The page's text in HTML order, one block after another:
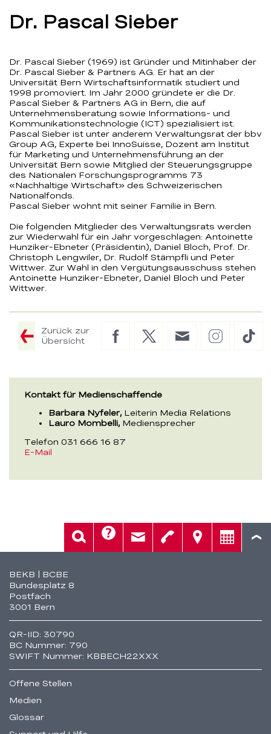
Kontakt für Medienschaffende
Barbara Nyfeler, Leiterin Media Relations
Lauro Mombelli, Mediensprecher
Telefon 031 666 16 87
E-Mail
Dr. Pascal Sieber
Dr. Pascal Sieber (1969) ist Gründer und Mitinhaber der
Dr. Pascal Sieber & Partners AG. Er hat an der
Universität Bern Wirtschaftsinformatik studiert und
1998 promoviert. Im Jahr 2000 gründete er die Dr.
Pascal Sieber & Partners AG in Bern, die auf
Unternehmensberatung sowie Informations- und
Kommunikationstechnologie (ICT) spezialisiert ist.
Pascal Sieber ist unter anderem Verwaltungsrat der bbv
Group AG, Experte bei InnoSuisse, Dozent am Institut
für Marketing und Unternehmensführung an der
Universität Bern sowie Mitglied der Steuerungsgruppe
des Nationalen Forschungsprogramms 73
«Nachhaltige Wirtschaft» des Schweizerischen
Nationalfonds.
Pascal Sieber wohnt mit seiner Familie in Bern.
Die folgenden Mitglieder des Verwaltungsrats werden
zur Wiederwahl für ein Jahr vorgeschlagen: Antoinette
Hunziker-Ebneter (Präsidentin), Daniel Bloch, Prof. Dr.
Christoph Lengwiler, Dr. Rudolf Stämpfli und Peter
Wittwer. Zur Wahl in den Vergütungsausschuss stehen
Antoinette Hunziker-Ebneter, Daniel Bloch und Peter
Wittwer.
Zurück zur
Übersicht
FacebookTwitter
E-
Instagram
Fusszeile
BEKB | BCBE
Bundesplatz 8
Postfach
3001 Bern
QR-IID: 30790
BC Nummer: 790
SWIFT Nummer: KBBECH22XXX
Offene Stellen
Medien
Glossar